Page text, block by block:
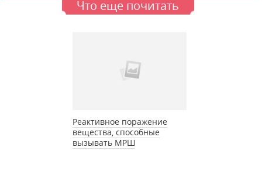
Что еще почитать
Реактивное поражение
вещества, способные
вызывать МРШ